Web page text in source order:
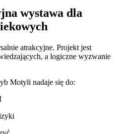
wystawa dla
atrakcyjne. Projekt jest
a logiczne wyzwanie
Motyli nadaje się do: